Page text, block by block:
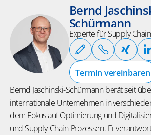
Bernd
Schürmann
Experte für Supply
Termin vereinbaren
Bernd Jaschinski-Schürmann berät seit
internationale Unternehmen in
dem Fokus auf Optimierung und
und Supply-Chain-Prozessen. Er